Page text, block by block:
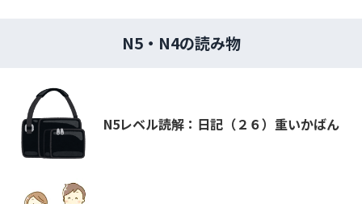
N5・N4の読み物
N5レベル読解：日記（２６）重いかばん